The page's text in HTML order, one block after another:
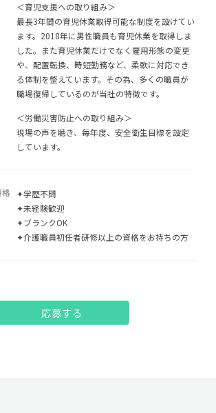
＜育児支援への取り組み＞
最長3年間の育児休業取得可能な制度を設けてい
ます。2018年に男性職員も育児休業を取得しま
した。また育児休業だけでなく雇用形態の変更
や、配置転換、時短勤務など、柔軟に対応でき
る体制を整えています。その為、多くの職員が
職場復帰しているのが当社の特徴です。
＜労働災害防止への取り組み＞
現場の声を聴き、毎年度、安全衛生目標を設定
しています。
✦学歴不問
✦未経験歓迎
✦ブランクOK
✦介護職員初任者研修以上の資格をお持ちの方
応募する